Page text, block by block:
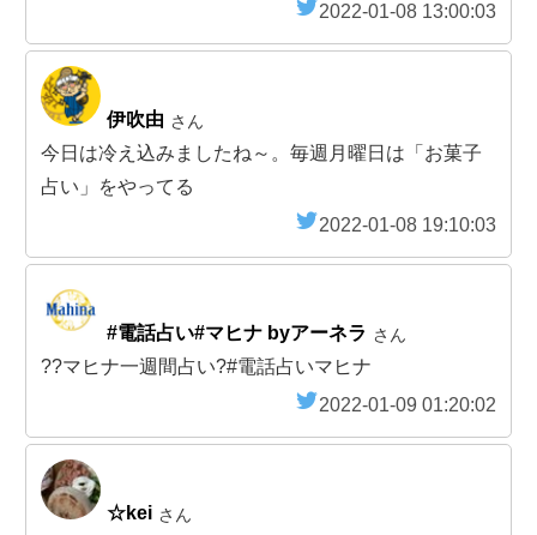
2022-01-08 13:00:03
伊吹由 さん
今日は冷え込みましたね～。毎週月曜日は「お菓子
占い」をやってる
2022-01-08 19:10:03
#電話占い#マヒナ byアーネラ さん
??マヒナ一週間占い?#電話占いマヒナ
2022-01-09 01:20:02
☆kei さん